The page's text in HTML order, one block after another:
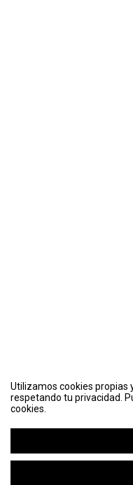
Utilizamos cookies propias
respetando tu privacidad.
cookies.